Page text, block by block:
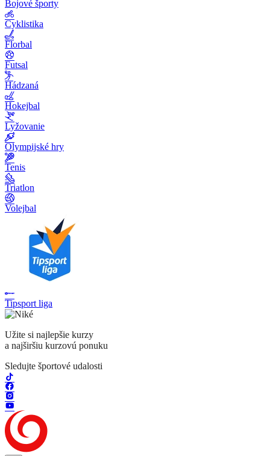
Bojové športy
Cyklistika
Florbal
Futsal
Hádzaná
Hokejbal
Lyžovanie
Olympijské hry
Tenis
Triatlon
Volejbal
Tipsport liga
Užite si najlepšie kurzy
a najširšiu kurzovú ponuku
Sledujte športové udalosti